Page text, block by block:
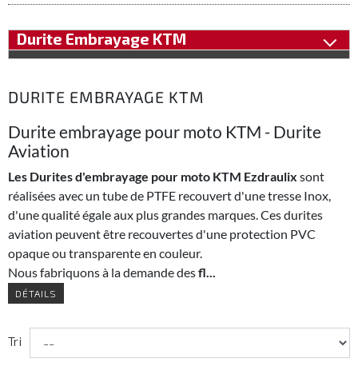
Durite Embrayage KTM
DURITE EMBRAYAGE KTM
Durite embrayage pour moto KTM - Durite
Aviation
Les Durites d'embrayage pour moto KTM Ezdraulix sont
réalisées avec un tube de PTFE recouvert d'une tresse Inox,
d'une qualité égale aux plus grandes marques. Ces durites
aviation peuvent être recouvertes d'une protection PVC
opaque ou transparente en couleur.
Nous fabriquons à la demande desfl...
DÉTAILS
Tri